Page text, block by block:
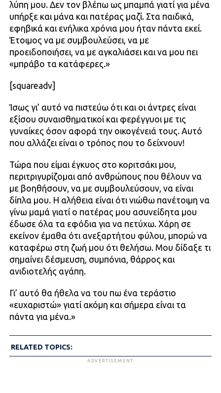
λύπη μου. Δεν τον βλέπω ως μπαμπά γιατί για μένα
υπήρξε και μάνα και πατέρας μαζί. Στα παιδικά,
εφηβικά και ενήλικα χρόνια μου ήταν πάντα εκεί.
Έτοιμος να με συμβουλεύσει, να με
προειδοποιήσει, να με αγκαλιάσει και να μου πει
«μπράβο τα κατάφερες.»
[squareadv]
Ίσως γι’ αυτό να πιστεύω ότι και οι άντρες είναι
εξίσου συναισθηματικοί και φερέγγυοι με τις
γυναίκες όσον αφορά την οικογένειά τους. Αυτό
που αλλάζει είναι ο τρόπος που το δείχνουν!
Τώρα που είμαι έγκυος στο κοριτσάκι μου,
περιτριγυρίζομαι από ανθρώπους που θέλουν να
με βοηθήσουν, να με συμβουλεύσουν, να είναι
δίπλα μου. Η αλήθεια είναι ότι νιώθω πανέτοιμη να
γίνω μαμά γιατί ο πατέρας μου ασυνείδητα μου
έδωσε όλα τα εφόδια για να πετύχω. Χάρη σε
εκείνον έμαθα ότι ανεξαρτήτου φύλου, μπορώ να
καταφέρω στη ζωή μου ότι θελήσω. Μου δίδαξε τι
σημαίνει δέσμευση, συμπόνια, θάρρος και
ανιδιοτελής αγάπη.
Γι’ αυτό θα ήθελα να του πω ένα τεράστιο
«ευχαριστώ» γιατί ακόμη και σήμερα είναι τα
πάντα για μένα.»
RELATED TOPICS:
ADVERTISEMENT